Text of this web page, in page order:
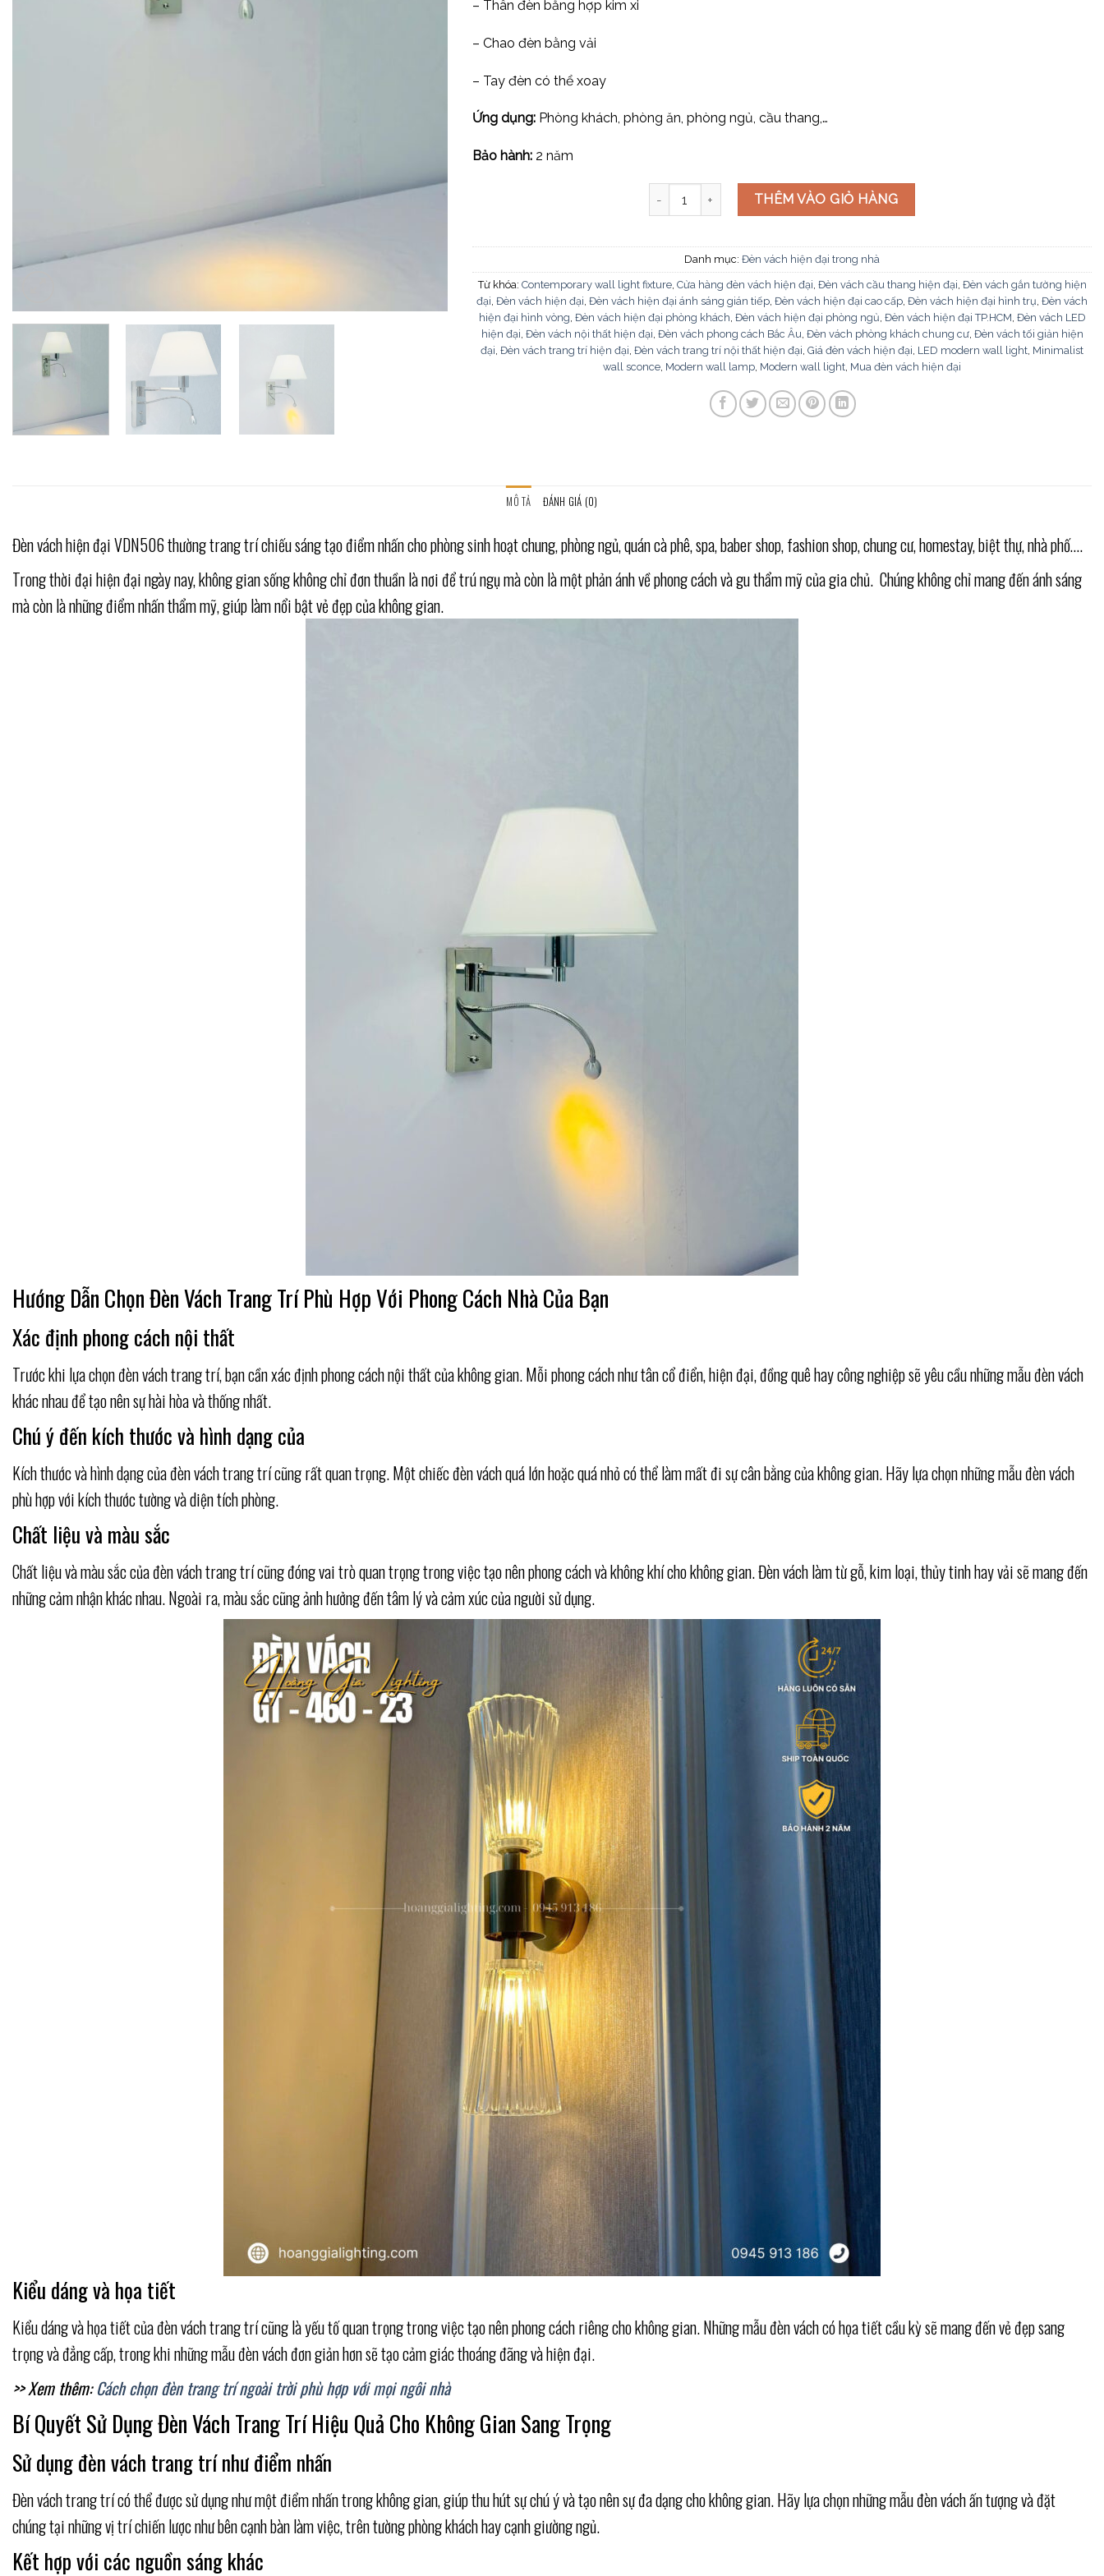
– Thân đèn bằng hợp kim xi
– Chao đèn bằng vải
– Tay đèn có thể xoay
Ứng dụng: Phòng khách, phòng ăn, phòng ngủ, cầu thang,…
Bảo hành: 2 năm
Đèn vách hiện đại VDN506 số lượng
THÊM VÀO GIỎ HÀNG
Danh mục: Đèn vách hiện đại trong nhà
Từ khóa: Contemporary wall light fixture, Cửa hàng đèn vách hiện đại Đèn vách cầu thang hiện đại Đèn vách gắn tường hiện
đại Đèn vách hiện đại Đèn vách hiện đại ánh sáng gián tiếp Đèn vách hiện đại cao cấp Đèn vách hiện đại hình trụ Đèn vách
hiện đại hình vòng Đèn vách hiện đại phòng khách Đèn vách hiện đại phòng ngủ Đèn vách hiện đại TP.HCM Đèn vách LED
hiện đại Đèn vách nội thất hiện đại Đèn vách phong cách Bắc Âu Đèn vách phòng khách chung cư, Đèn vách tối giản hiện
đại Đèn vách trang trí hiện đại Đèn vách trang trí nội thất hiện đại Giá đèn vách hiện đại LED modern wall light Minimalist
wall sconce Modern wall lamp Modern wall light Mua đèn vách hiện đại
MÔ TẢ ĐÁNH GIÁ (0)
Đèn vách hiện đại VDN506 thường trang trí chiếu sáng tạo điểm nhấn cho phòng sinh hoạt chung, phòng ngủ, quán cà phê, spa, baber shop, fashion shop, chung cư, homestay, biệt thự, nhà phố….
Trong thời đại hiện đại ngày nay, không gian sống không chỉ đơn thuần là nơi để trú ngụ mà còn là một phản ánh về phong cách và gu thẩm mỹ của gia chủ. Chúng không chỉ mang đến ánh sáng
mà còn là những điểm nhấn thẩm mỹ, giúp làm nổi bật vẻ đẹp của không gian.
Hướng Dẫn Chọn Đèn Vách Trang Trí Phù Hợp Với Phong Cách Nhà Của Bạn
Xác định phong cách nội thất
Trước khi lựa chọn đèn vách trang trí, bạn cần xác định phong cách nội thất của không gian. Mỗi phong cách như tân cổ điển, hiện đại, đồng quê hay công nghiệp sẽ yêu cầu những mẫu đèn vách
khác nhau để tạo nên sự hài hòa và thống nhất.
Chú ý đến kích thước và hình dạng của
Kích thước và hình dạng của đèn vách trang trí cũng rất quan trọng. Một chiếc đèn vách quá lớn hoặc quá nhỏ có thể làm mất đi sự cân bằng của không gian. Hãy lựa chọn những mẫu đèn vách
phù hợp với kích thước tường và diện tích phòng.
Chất liệu và màu sắc
Chất liệu và màu sắc của đèn vách trang trí cũng đóng vai trò quan trọng trong việc tạo nên phong cách và không khí cho không gian. Đèn vách làm từ gỗ, kim loại, thủy tinh hay vải sẽ mang đến
những cảm nhận khác nhau. Ngoài ra, màu sắc cũng ảnh hưởng đến tâm lý và cảm xúc của người sử dụng.
Kiểu dáng và họa tiết
Kiểu dáng và họa tiết của đèn vách trang trí cũng là yếu tố quan trọng trong việc tạo nên phong cách riêng cho không gian. Những mẫu đèn vách có họa tiết cầu kỳ sẽ mang đến vẻ đẹp sang
trọng và đẳng cấp, trong khi những mẫu đèn vách đơn giản hơn sẽ tạo cảm giác thoáng đãng và hiện đại.
>> Xem thêm:Cách chọn đèn trang trí ngoài trời phù hợp với mọi ngôi nhà
Bí Quyết Sử Dụng Đèn Vách Trang Trí Hiệu Quả Cho Không Gian Sang Trọng
Sử dụng đèn vách trang trí như điểm nhấn
Đèn vách trang trí có thể được sử dụng như một điểm nhấn trong không gian, giúp thu hút sự chú ý và tạo nên sự đa dạng cho không gian. Hãy lựa chọn những mẫu đèn vách ấn tượng và đặt
chúng tại những vị trí chiến lược như bên cạnh bàn làm việc, trên tường phòng khách hay cạnh giường ngủ.
Kết hợp với các nguồn sáng khác